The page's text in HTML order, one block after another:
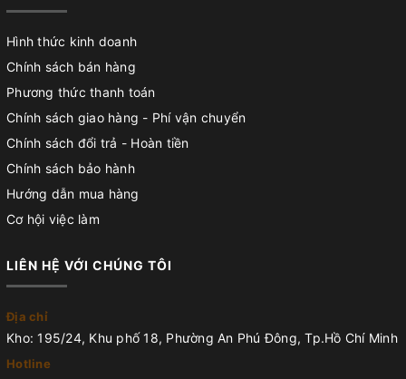
Hình thức kinh doanh
Chính sách bán hàng
Phương thức thanh toán
Chính sách giao hàng - Phí vận chuyển
Chính sách đổi trả - Hoàn tiền
Chính sách bảo hành
Hướng dẫn mua hàng
Cơ hội việc làm
LIÊN HỆ VỚI CHÚNG TÔI
Địa chỉ
Kho: 195/24, Khu phố 18, Phường An Phú Đông, Tp.Hồ Chí Minh
Hotline